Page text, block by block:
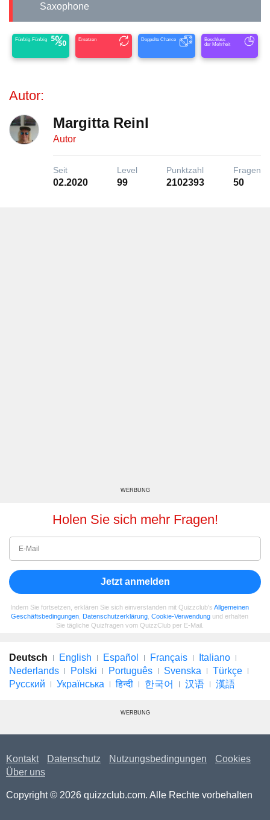
Saxophone
Fünfzig-Fünfzig Ersetzen Doppelte Chance
Beschluss
der Mehrheit
Autor:
Margitta Reinl
Autor
Seit
02.2020
Level
99
Punktzahl
2102393
Fragen
50
WERBUNG
Holen Sie sich mehr Fragen!
Jetzt anmelden
Indem Sie fortsetzen, erklären Sie sich einverstanden mit Quizzclub's Allgemeinen
Geschäftsbedingungen Datenschutzerklärung Cookie-Verwendung und erhalten
Sie tägliche Quizfragen vom QuizzClub per E-Mail.
Deutsch English Español Français
Italiano
Nederlands
Polski Português Svenska
Türkçe
Русский
Українська हिन्दी 한국어 汉语 漢語
WERBUNG
Kontakt Datenschutz Nutzungsbedingungen
Cookies
Über uns
Copyright © 2026 quizzclub.com. Alle Rechte vorbehalten